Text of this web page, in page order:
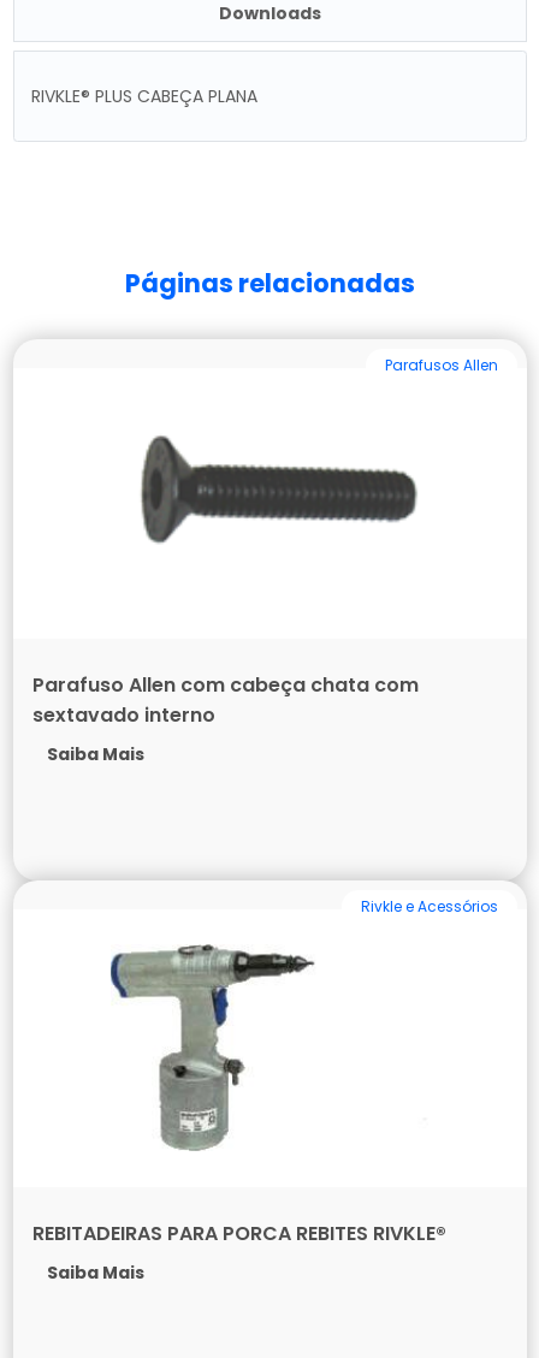
Downloads
RIVKLE® PLUS CABEÇA PLANA
Páginas relacionadas
Parafuso Allen com cabeça chata com
sextavado interno
Parafusos Allen
Saiba Mais
REBITADEIRAS PARA PORCA REBITES RIVKLE®
Rivkle e Acessórios
Saiba Mais